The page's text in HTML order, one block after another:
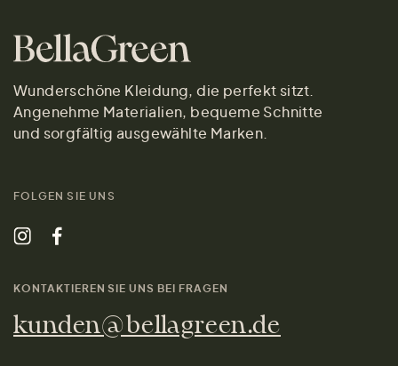
Wunderschöne Kleidung, die perfekt sitzt.
Angenehme Materialien, bequeme Schnitte
und sorgfältig ausgewählte Marken.
FOLGEN SIE UNS
KONTAKTIEREN SIE UNS BEI FRAGEN
kunden@bellagreen.de